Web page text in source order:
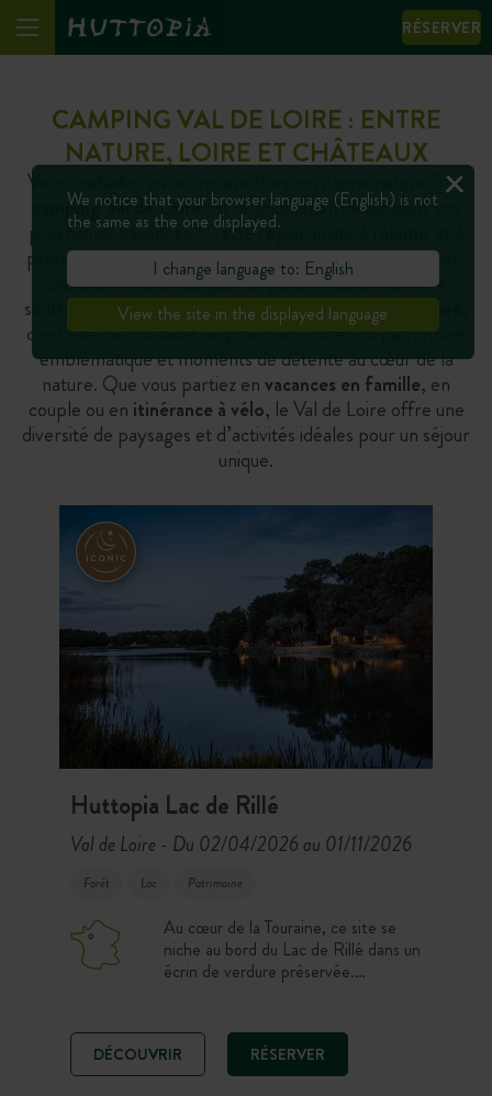
RÉSERVER
CAMPING VAL DE LOIRE : ENTRE
NATURE, LOIRE ET CHÂTEAUX
Vous souhaitez vivre une aventure en pleine nature ? Le
camping Val de Loireest la destination idéale pour vos
prochaines vacances ! Cette région invite à ralentir et à
profiter d’un cadre naturel exceptionnel, entre rivières,
châteaux emblématiques et panoramas à couper le
souffle. Séjourner encamping dans la Vallée de la Loire
c’est alterner balades au grand air, visites du patrimoine
emblématique et moments de détente au cœur de la
nature. Que vous partiez envacances en famille, en
couple ou en itinérance à vélo, le Val de Loire offre une
diversité de paysages et d’activités idéales pour un séjour
unique.
Huttopia Lac de Rillé
Val de Loire - Du 02/04/2026 au 01/11/2026
Forêt Lac Patrimoine
Au cœur de la Touraine, ce site se
niche au bord du Lac de Rillé dans un
écrin de verdure préservée.
qu’à planter sa tente ou s’installer
dans l’un des hébergements tout
équipés. Côté activités : canoë,
DÉCOUVRIR RÉSERVER
We notice that your browser language (English) is not
the same as the one displayed.
I change language to: English
View the site in the displayed language